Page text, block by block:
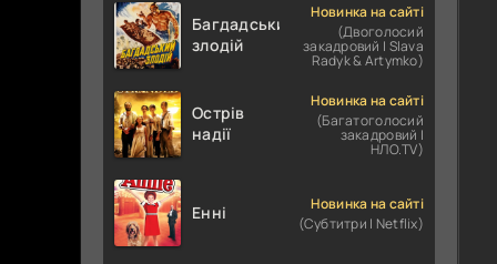
Багдадський
злодій
Новинка на сайті
(Двоголосий
закадровий | Slava
Radyk & Artymko)
Острів
надії
Новинка на сайті
(Багатоголосий
закадровий |
НЛО.TV)
Енні
Новинка на сайті
(Субтитри | Netflix)